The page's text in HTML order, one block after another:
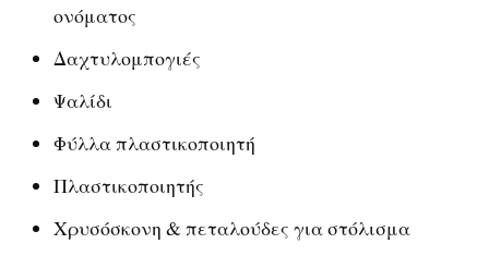
ονόματος
Δαχτυλομπογιές
Ψαλίδι
Φύλλα πλαστικοποιητή
Πλαστικοποιητής
Χρυσόσκονη & πεταλούδες για στόλισμα